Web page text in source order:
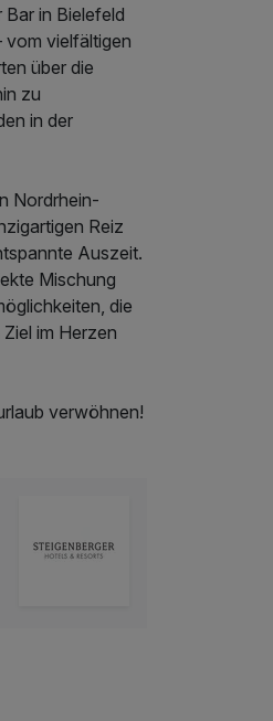
Bar in Bielefeld
vom vielfältigen
über die
zu
in der
Nordrhein-
Reiz
Auszeit.
Mischung
die
im Herzen
verwöhnen!